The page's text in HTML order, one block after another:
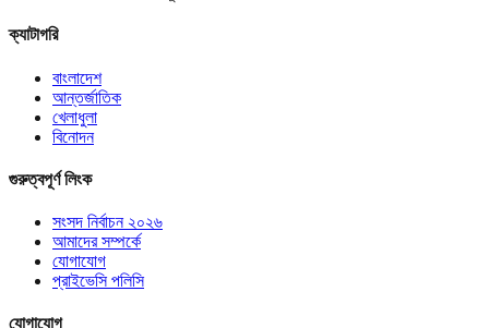
ক্যাটাগরি
বাংলাদেশ
আন্তর্জাতিক
খেলাধুলা
বিনোদন
গুরুত্বপূর্ণ লিংক
সংসদ নির্বাচন ২০২৬
আমাদের সম্পর্কে
যোগাযোগ
প্রাইভেসি পলিসি
যোগাযোগ